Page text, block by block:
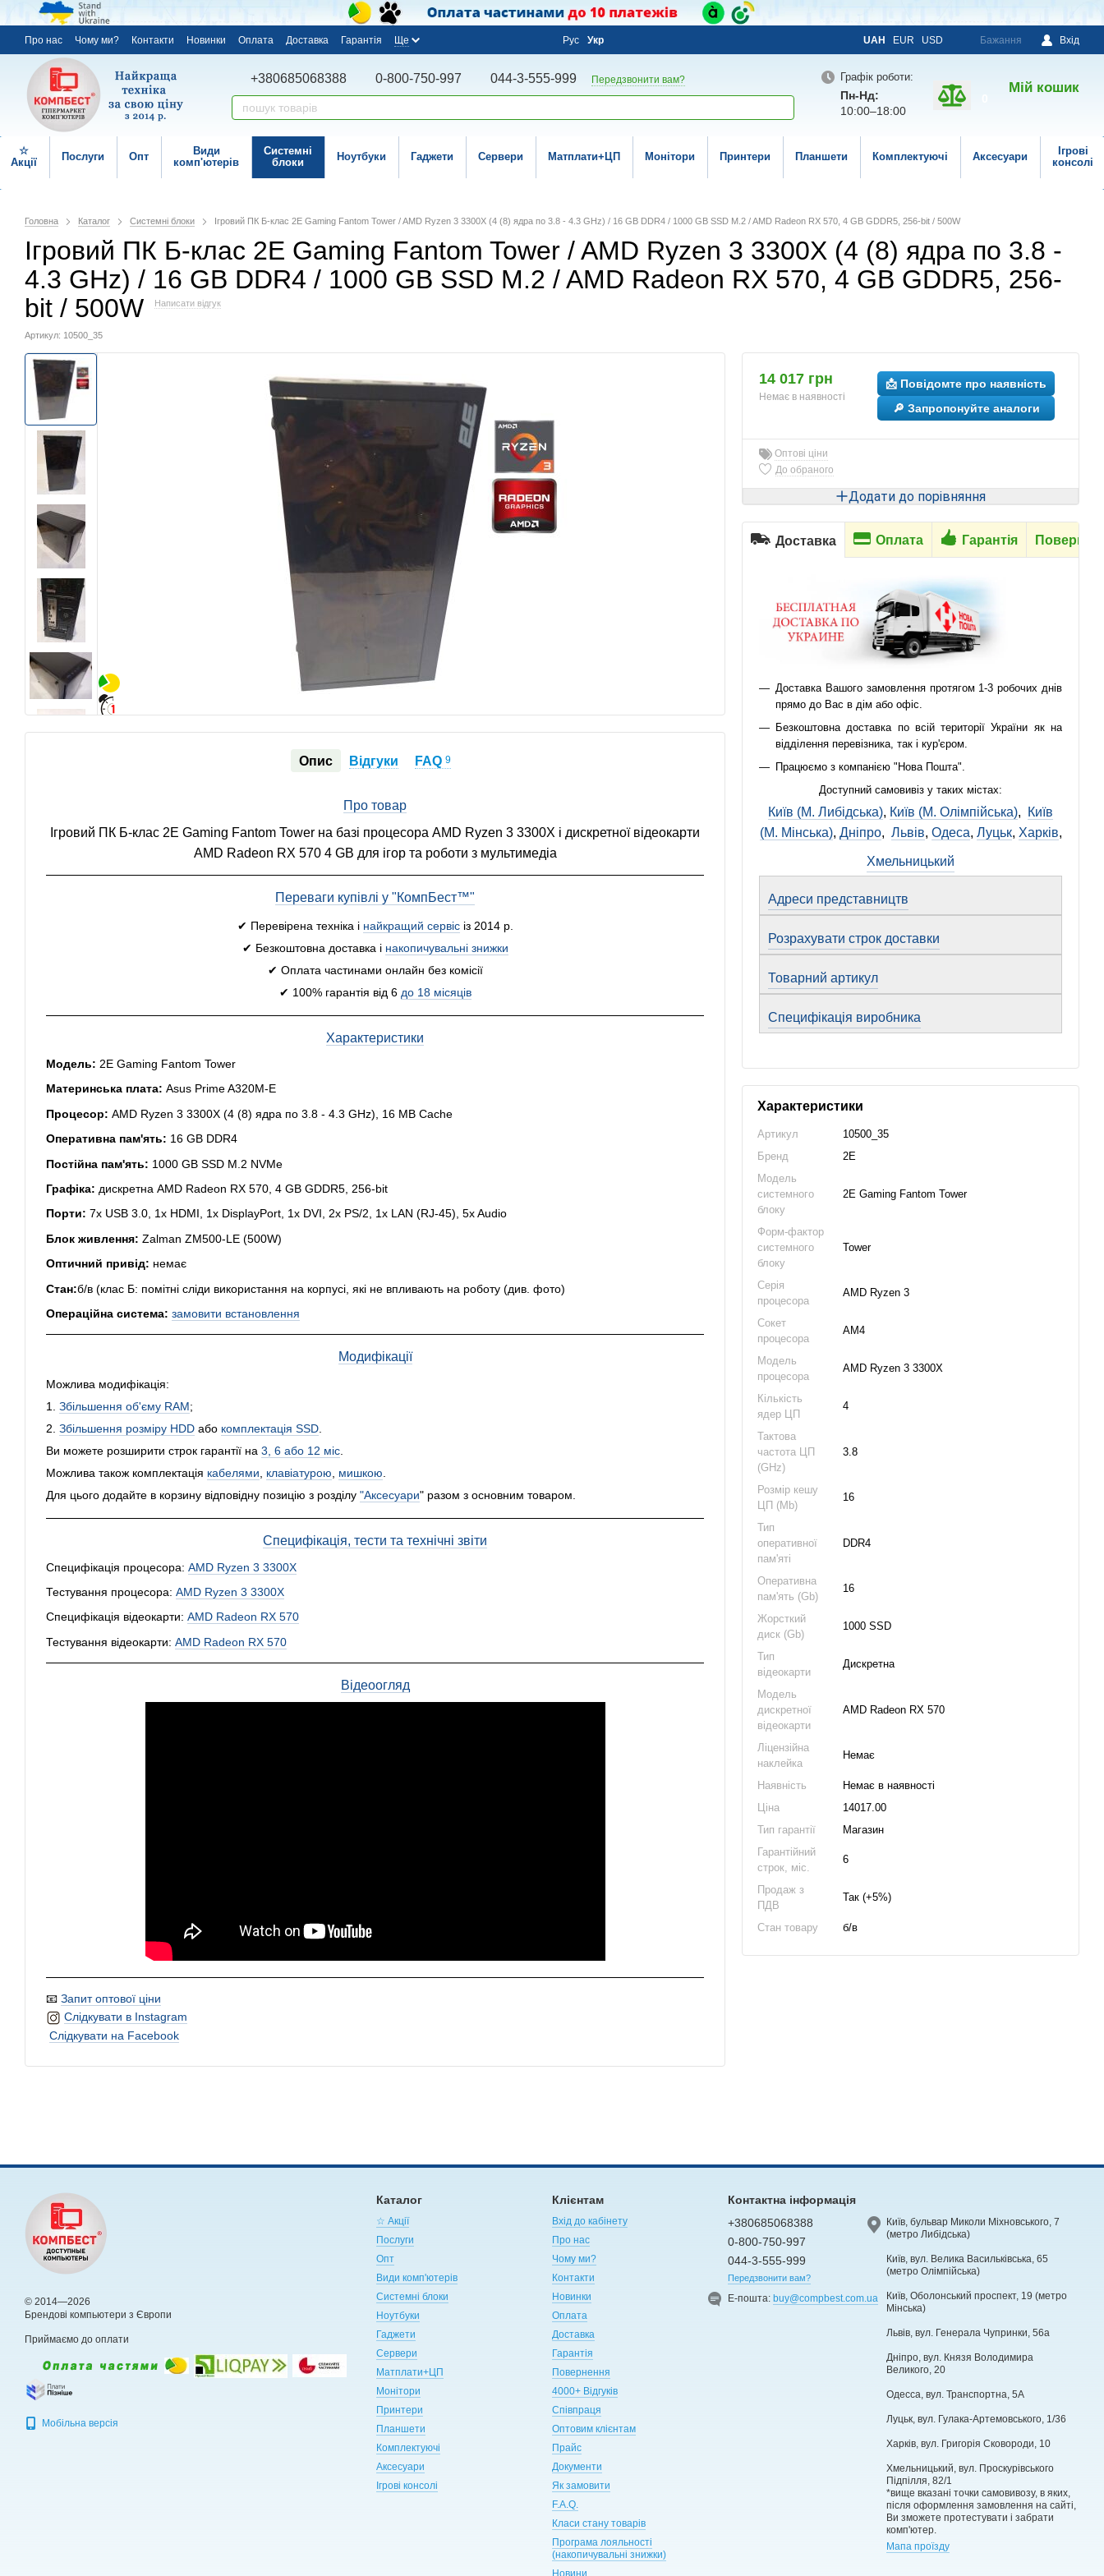
Про нас Чому ми? Контакти Новинки Оплата Доставка Гарантія Ще Рус Укр UAH EUR USD Бажання Вхід
+380685068388 0-800-750-997 044-3-555-999 Передзвонити вам? Графік роботи:
Пн-Нд:
10:00–18:00
Мій кошик
☆
Акції
Послуги Опт
Види
комп'ютерів
Системні
блоки
Ноутбуки Гаджети Сервери Матплати+ЦП Монітори Принтери Планшети Комплектуючі Аксесуари
Ігрові
консолі
Головна Каталог Системні блоки Ігровий ПК Б-клас 2E Gaming Fantom Tower / AMD Ryzen 3 3300X (4 (8) ядра по 3.8 - 4.3 GHz) / 16 GB DDR4 / 1000 GB SSD M.2 / AMD Radeon RX 570, 4 GB GDDR5, 256-bit / 500W
Ігровий ПК Б-клас 2E Gaming Fantom Tower / AMD Ryzen 3 3300X (4 (8) ядра по 3.8 -
4.3 GHz) / 16 GB DDR4 / 1000 GB SSD M.2 / AMD Radeon RX 570, 4 GB GDDR5, 256-
bit / 500W
Написати відгук
Артикул: 10500_35
Опис Відгуки FAQ9
Про товар
Ігровий ПК Б-клас 2E Gaming Fantom Tower на базі процесора AMD Ryzen 3 3300X і дискретної відеокарти
AMD Radeon RX 570 4 GB для ігор та роботи з мультимедіа
Переваги купівлі у "КомпБест™"
✔ Перевірена техніка і найкращий сервісіз 2014 р.
✔ Безкоштовна доставка і накопичувальні знижки
✔ Оплата частинами онлайн без комісії
✔ 100% гарантія від 6 до 18 місяців
Характеристики
Модель: 2E Gaming Fantom Tower
Материнська плата: Asus Prime A320M-E
Процесор: AMD Ryzen 3 3300X (4 (8) ядра по 3.8 - 4.3 GHz), 16 MB Cache
Оперативна пам'ять: 16 GB DDR4
Постійна пам'ять: 1000 GB SSD M.2 NVMe
Графіка: дискретна AMD Radeon RX 570, 4 GB GDDR5, 256-bit
Порти: 7x USB 3.0, 1x HDMI, 1x DisplayPort, 1x DVI, 2x PS/2, 1x LAN (RJ-45), 5x Audio
Блок живлення: Zalman ZM500-LE (500W)
Оптичний привід: немає
Стан:б/в (клас Б: помітні сліди використання на корпусі, які не впливають на роботу (див. фото)
Операційна система: замовити встановлення
Модифікації
Можлива модифікація:
1. Збільшення об'єму RAM;
2. Збільшення розміру HDD або комплектація SSD.
Ви можете розширити строк гарантії на 3, 6 або 12 міс.
Можлива також комплектація кабелями, клавіатурою, мишкою.
Для цього додайте в корзину відповідну позицію з розділу "Аксесуари" разом з основним товаром.
Специфікація, тести та технічні звіти
Специфікація процесора: AMD Ryzen 3 3300X
Тестування процесора: AMD Ryzen 3 3300X
Специфікація відеокарти: AMD Radeon RX 570
Тестування відеокарти: AMD Radeon RX 570
Відеоогляд
📧 Запит оптової ціни
Слідкувати в Instagram
Слідкувати на Facebook
14 017 грн
Немає в наявності
📩 Повідомте про наявність
🔎 Запропонуйте аналоги
Оптові ціни
До обраного
Додати до порівняння
Доставка Оплата Гарантія
Доставка Вашого замовлення протягом 1-3 робочих днів
прямо до Вас в дім або офіс.
Безкоштовна доставка по всій території України як на
відділення перевізника, так і кур'єром.
Працюємо з компанією "Нова Пошта".
Доступний самовивіз у таких містах:
Київ (М. Либідська), Київ (М. Олімпійська),
Київ
(М. Мінська), Дніпро, Львів, Одеса, Луцьк, Харків,
Хмельницький
Адреси представництв
Розрахувати строк доставки
Товарний артикул
Специфікація виробника
Характеристики
Артикул
10500_35
Бренд
2E
Модель
системного
блоку
2E Gaming Fantom Tower
Форм-фактор
системного
блоку
Tower
Серія
процесора
AMD Ryzen 3
Сокет
процесора
AM4
Модель
процесора
AMD Ryzen 3 3300X
Кількість
ядер ЦП
4
Тактова
частота ЦП
(GHz)
3.8
Розмір кешу
ЦП (Mb)
16
Тип
оперативної
пам'яті
DDR4
Оперативна
пам'ять (Gb)
16
Жорсткий
диск (Gb)
1000 SSD
Тип
відеокарти
Дискретна
Модель
дискретної
відеокарти
AMD Radeon RX 570
Ліцензійна
наклейка
Немає
Наявність
Немає в наявності
Ціна
14017.00
Тип гарантії
Магазин
Гарантійний
строк, міс.
6
Продаж з
ПДВ
Так (+5%)
Стан товару б/в
© 2014—2026
Брендові компьютери з Європи
Приймаємо до оплати
Мобільна версія
Каталог
☆ Акції
Послуги
Опт
Види комп'ютерів
Системні блоки
Ноутбуки
Гаджети
Сервери
Матплати+ЦП
Монітори
Принтери
Планшети
Комплектуючі
Аксесуари
Ігрові консолі
Клієнтам
Вхід до кабінету
Про нас
Чому ми?
Контакти
Новинки
Оплата
Доставка
Гарантія
Повернення
4000+ Відгуків
Співпраця
Оптовим клієнтам
Прайс
Документи
Як замовити
F.A.Q.
Класи стану товарів
Програма лояльності
(накопичувальні знижки)
Новини
Контактна інформація
+380685068388
0-800-750-997
044-3-555-999
Передзвонити вам?
Е-пошта:buy@compbest.com.ua
Київ, бульвар Миколи Міхновського, 7
(метро Либідська)
Київ, вул. Велика Васильківська, 65
(метро Олімпійська)
Київ, Оболонський проспект, 19 (метро
Мінська)
Львів, вул. Генерала Чупринки, 56а
Дніпро, вул. Князя Володимира
Великого, 20
Одесса, вул. Транспортна, 5А
Луцьк, вул. Гулака-Артемовського, 1/36
Харків, вул. Григорія Сковороди, 10
Хмельницький, вул. Проскурівського
Підпілля, 82/1
*вище вказані точки самовивозу, в яких,
після оформлення замовлення на сайті,
Ви зможете протестувати і забрати
комп'ютер.
Мапа проїзду